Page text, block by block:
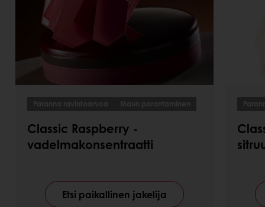
Paranna ravintoarvoa Maun parantaminen
Classic Raspberry -
vadelmakonsentraatti
Etsi paikallinen jakelija